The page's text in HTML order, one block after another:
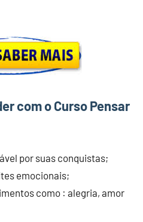
com o Curso Pensar
por suas conquistas;
emocionais;
como : alegria, amor